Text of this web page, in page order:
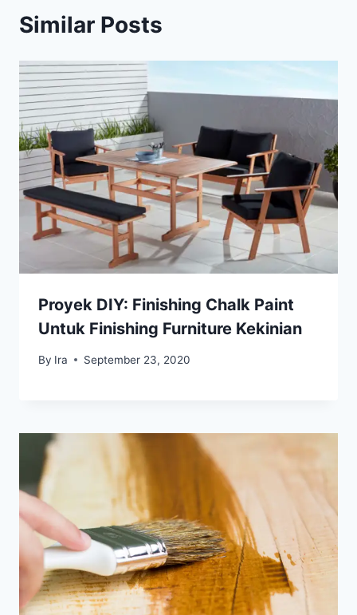
Similar Posts
Proyek DIY: Finishing Chalk Paint
Untuk Finishing Furniture Kekinian
By Ira September 23, 2020